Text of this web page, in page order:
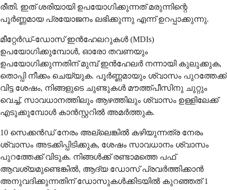
രീതി. ഇത് ശരിയായി ഉപയോഗിക്കുന്നത് മരുന്നിന്റെ
പൂർണ്ണമായ പ്രയോജനം ലഭിക്കുന്നു എന്ന് ഉറപ്പാക്കുന്നു.
മീറ്റേർഡ്-ഡോസ് ഇൻഹേലറുകൾ (MDIs)
ഉപയോഗിക്കുമ്പോൾ, ഓരോ തവണയും
ഉപയോഗിക്കുന്നതിന് മുമ്പ് ഇൻഹേലർ നന്നായി കുലുക്കുക,
തൊപ്പി നീക്കം ചെയ്യുക. പൂർണ്ണമായും ശ്വാസം പുറത്തേക്ക്
വിട്ട ശേഷം, നിങ്ങളുടെ ചുണ്ടുകൾ മൗത്ത്പീസിനു ചുറ്റും
വെച്ച്, സാവധാനത്തിലും ആഴത്തിലും ശ്വാസം ഉള്ളിലേക്ക്
എടുക്കുമ്പോൾ കാൻസ്റ്ററിൽ അമർത്തുക.
10 സെക്കൻഡ് നേരം അല്ലെങ്കിൽ കഴിയുന്നത്ര നേരം
ശ്വാസം അടക്കിപ്പിടിക്കുക, ശേഷം സാവധാനം ശ്വാസം
പുറത്തേക്ക് വിടുക. നിങ്ങൾക്ക് രണ്ടാമത്തെ പഫ്
ആവശ്യമുണ്ടെങ്കിൽ, ആദ്യ ഡോസ് പ്രവർത്തിക്കാൻ
അനുവദിക്കുന്നതിന് ഡോസുകൾക്കിടയിൽ കുറഞ്ഞത് 1